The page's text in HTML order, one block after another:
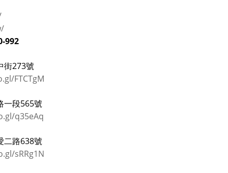
992
街273號
FTCTgM
一段565號
q35eAq
二路638號
sRRg1N